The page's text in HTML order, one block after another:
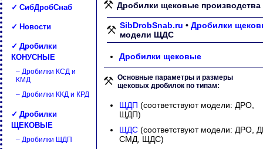
✓ СибДробСнаб
✓ Новости
✓ Дробилки
КОНУСНЫЕ
– Дробилки КСД и
КМД
– Дробилки ККД и КРД
✓ Дробилки
ЩЕКОВЫЕ
– Дробилки ЩДП
Дробилки щековые
SibDrobSnab.ru • Дробилки
модели ЩДС
Дробилки щековые
Основные параметры и размеры
щековых дробилок по типам:
ЩДП (соответствуют модели: ДРО,
ЩДП)
ЩДС (соответствуют модели: ДРО,
СМД, ЩДС)